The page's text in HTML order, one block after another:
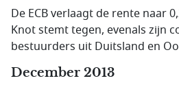
De ECB verlaagt de rente naar
Knot stemt tegen, evenals zijn
bestuurders uit Duitsland en
December 2013